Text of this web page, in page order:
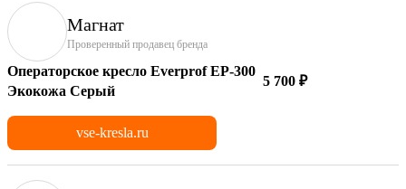
Магнат
Проверенный продавец бренда
Операторское кресло Everprof EP-300
Экокожа Серый
5 700 ₽
vse-kresla.ru